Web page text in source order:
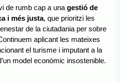
de rumb cap a una gestió de
i més justa, que prioritzi les
de la ciutadania per sobre
aplicant les mateixes
el turisme i imputant a la
model econòmic insostenible.